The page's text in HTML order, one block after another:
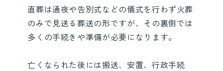
直葬は通夜や告別式などの儀式を行わず火葬
のみで見送る葬送の形ですが、その裏側では
多くの手続きや準備が必要になります。
亡くなられた後には搬送、安置、行政手続